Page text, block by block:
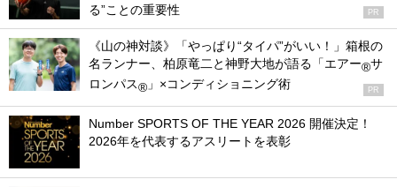
る”ことの重要性
PR
《山の神対談》「やっぱり“タイパ”がいい！」箱根の
名ランナー、柏原竜二と神野大地が語る「エアー®サ
ロンパス® 」×コンディショニング術 PR
Number SPORTS OF THE YEAR 2026 開催決定！
2026年を代表するアスリートを表彰